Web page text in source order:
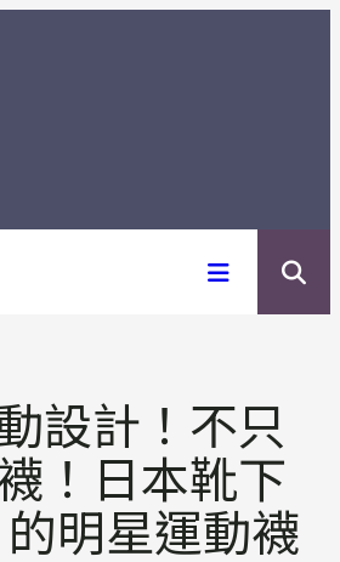
設計！不只
！日本靴下
的明星運動襪